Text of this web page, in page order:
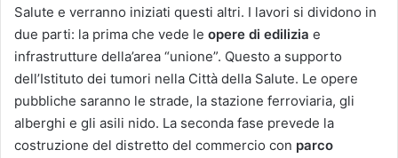
Salute e verranno iniziati questi altri. I lavori si dividono in
due parti: la prima che vede le opere di edilizia e
infrastrutture della’area “unione”. Questo a supporto
dell’Istituto dei tumori nella Città della Salute. Le opere
pubbliche saranno le strade, la stazione ferroviaria, gli
alberghi e gli asili nido. La seconda fase prevede la
costruzione del distretto del commercio con parco